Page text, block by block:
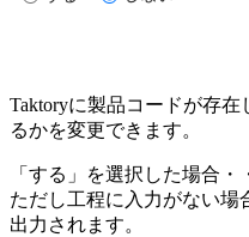
Taktoryに製品コードが存
るかを変更できます。
「する」を選択した場合・
ただし工程に入力がない場
出力されます。